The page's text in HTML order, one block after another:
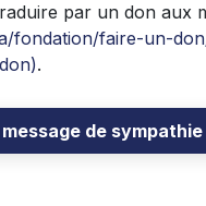
par un don aux
fondation/faire-un-
.
de sympathie